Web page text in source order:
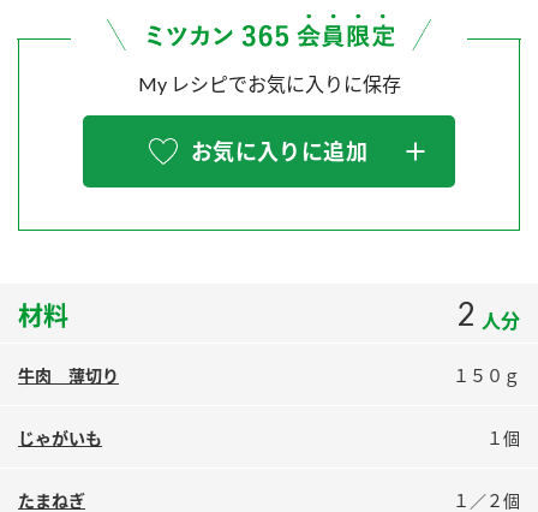
ふりかけ おすしの素
炊き込みご飯の素 米飯用調味液
納豆のサイト
スペシャルサイト
すしラボ
鍋奉行マニュアル
ZENB initiative
MIM（ミツカンミュージアム）
お客様相談センター
お客様の声をいかしました
販売終了製品のご案内
よくあるご質問
ミツカン公式通販
My レシピでお気に入りに保存
お気に入りに追加
材料 2 人分
牛肉 薄切り １５０ｇ
じゃがいも １個
たまねぎ １／２個